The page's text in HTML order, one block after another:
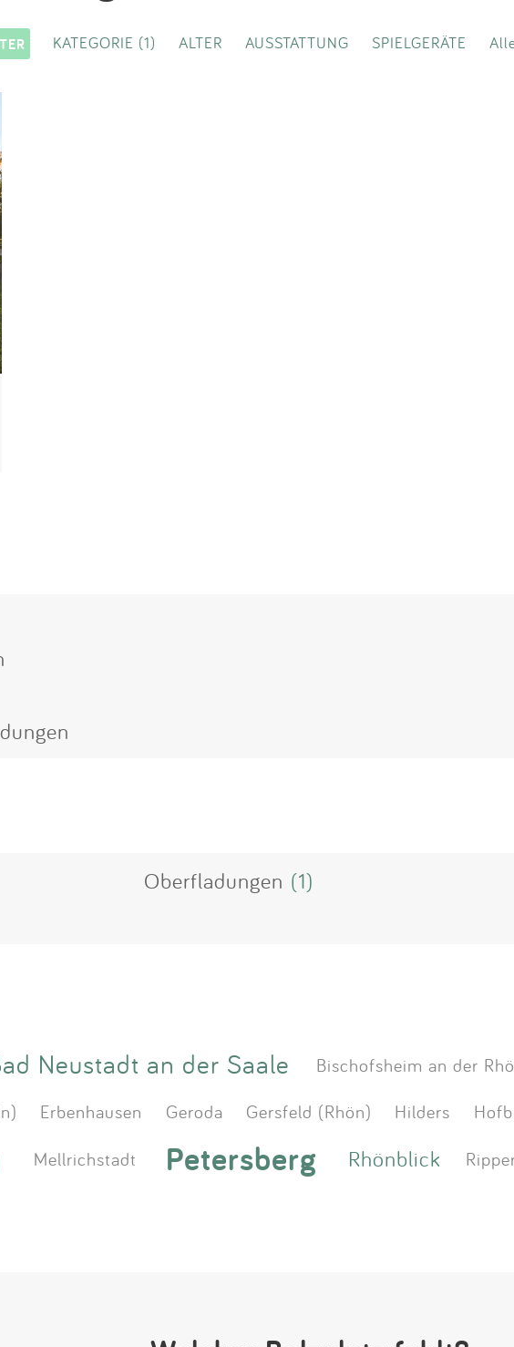
KATEGORIE (1) ALTER AUSSTATTUNG SPIELGERÄTE
Oberfladungen (1)
Neustadt an der Saale Bischofsheim an der
Erbenhausen Geroda Gersfeld (Rhön) Hilders
Mellrichstadt Petersberg Rhönblick